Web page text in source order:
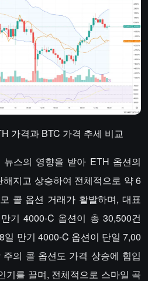
가격과 BTC 가격 추세 비교
스의 영향을 받아 ETH 옵션의
지고 상승하여 전체적으로 약 6
콜 옵션 거래가 활발하며, 대표
기 4000-C 옵션이 총 30,500건
만기 4000-C 옵션이 단일 7,00
의 콜 옵션도 가격 상승에 힘입
기를 끌며, 전체적으로 스마일 곡